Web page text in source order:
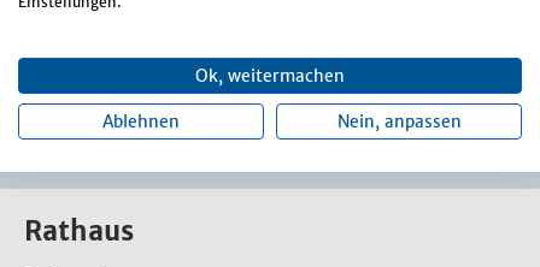
Ok, weitermachen
Ablehnen Nein, anpassen
Rathaus